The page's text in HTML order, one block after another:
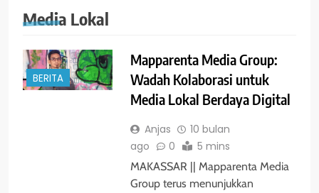
Media Lokal
BERITA
Mapparenta Media Group:
Wadah Kolaborasi untuk
Media Lokal Berdaya Digital
Anjas
10 bulan
ago
0 5 mins
MAKASSAR || Mapparenta Media
Group terus menunjukkan